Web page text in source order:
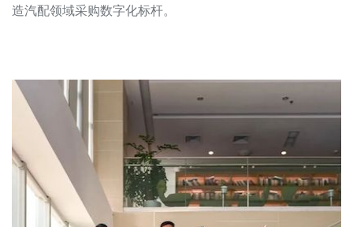
造汽配领域采购数字化标杆。